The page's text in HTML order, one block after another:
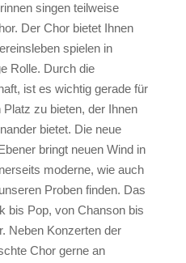
singen teilweise
Der Chor bietet Ihnen
spielen in
Rolle. Durch die
ist es wichtig gerade für
zu bieten, der Ihnen
bietet. Die neue
bringt neuen Wind in
moderne, wie auch
Proben finden. Das
bis Pop, von Chanson bis
Neben Konzerten der
Chor gerne an